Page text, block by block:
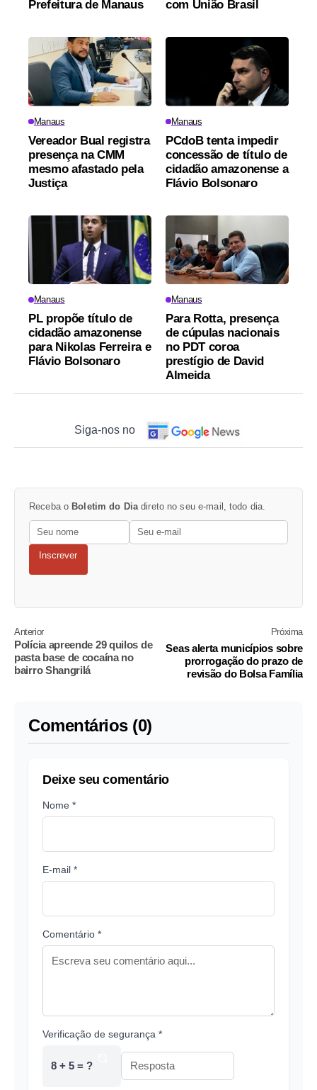
Prefeitura de Manaus com União Brasil
Manaus
Vereador Bual registra
presença na CMM
mesmo afastado pela
Justiça
Manaus
PCdoB tenta impedir
concessão de título de
cidadão amazonense a
Flávio Bolsonaro
Manaus
PL propõe título de
cidadão amazonense
para Nikolas Ferreira e
Flávio Bolsonaro
Manaus
Para Rotta, presença
de cúpulas nacionais
no PDT coroa
prestígio de David
Almeida
Siga-nos no
Receba o Boletim do Diadireto no seu e-mail, todo dia.
Inscrever
Anterior
Polícia apreende 29 quilos de
pasta base de cocaína no
bairro Shangrilá
Próxima
Seas alerta municípios sobre
prorrogação do prazo de
revisão do Bolsa Família
Comentários (0)
Deixe seu comentário
Nome *
E-mail *
Comentário *
Verificação de segurança *
8 + 5 = ?